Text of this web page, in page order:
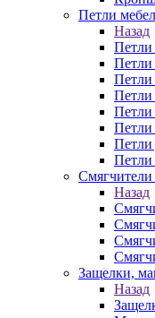
Петли
Назад
Петли
Петли
Петли
Петли
Смягчители
Назад
Защелки,
Назад